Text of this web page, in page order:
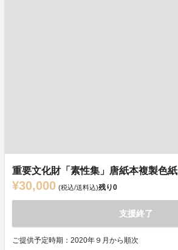
重要文化財「素性集」唐紙本複製色紙
¥30,000 (税込/送料込)残り0
支援終了
ご提供予定時期：2020年９月から順次